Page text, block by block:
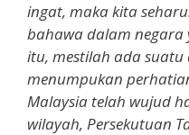
ingat, maka kita
bahawa dalam negara
itu, mestilah ada suatu
menumpukan
Malaysia telah wujud
wilayah, Persekutuan